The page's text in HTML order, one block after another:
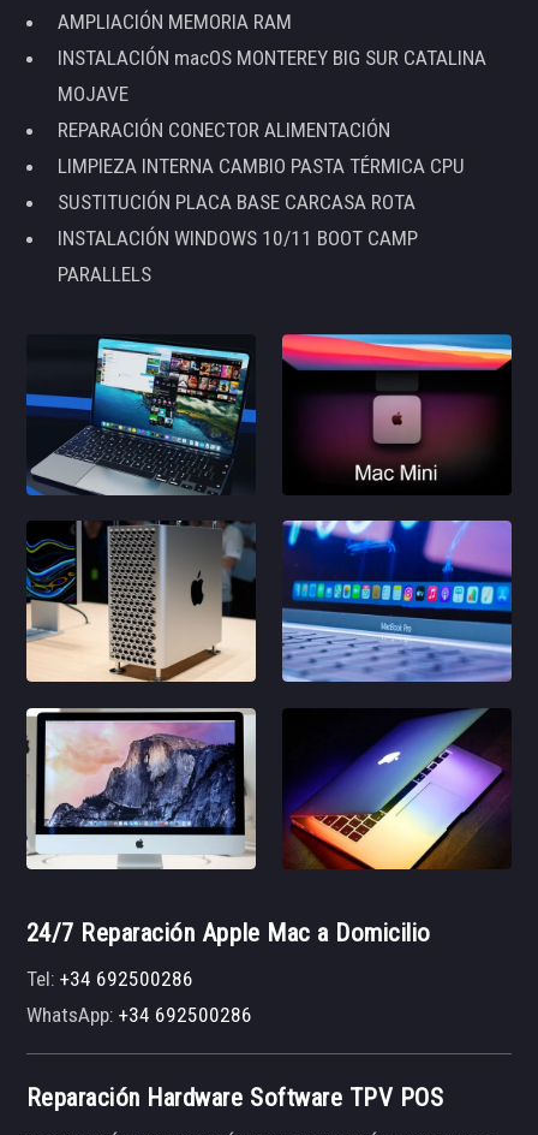
AMPLIACIÓN MEMORIA RAM
INSTALACIÓN macOS MONTEREY BIG SUR CATALINA
MOJAVE
REPARACIÓN CONECTOR ALIMENTACIÓN
LIMPIEZA INTERNA CAMBIO PASTA TÉRMICA CPU
SUSTITUCIÓN PLACA BASE CARCASA ROTA
INSTALACIÓN WINDOWS 10/11 BOOT CAMP
PARALLELS
24/7 Reparación Apple Mac a Domicilio
Tel:+34 692500286
WhatsApp:+34 692500286
Reparación Hardware Software TPV POS